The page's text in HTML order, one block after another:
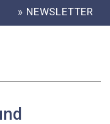
» NEWSLETTER